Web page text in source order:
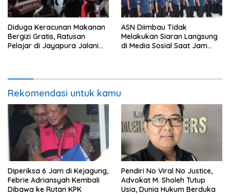
Diduga Keracunan Makanan
Bergizi Gratis, Ratusan
Pelajar di Jayapura Jalani
ASN Diimbau Tidak
Melakukan Siaran Langsung
di Media Sosial Saat Jam
Rekomendasi untuk kamu
Diperiksa 6 Jam di Kejagung,
Febrie Adriansyah Kembali
Dibawa ke Rutan KPK
Pendiri No Viral No Justice,
Advokat M. Sholeh Tutup
Usia, Dunia Hukum Berduka